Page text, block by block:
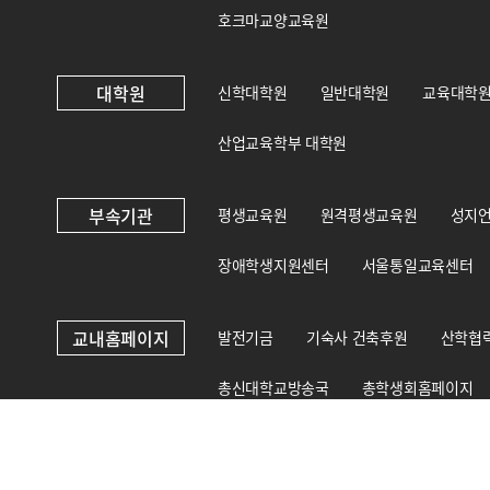
호크마교양교육원
대학원 신학대학원 일반대학원 교육대학원
산업교육학부 대학원
부속기관 평생교육원 원격평생교육원 성지
장애학생지원센터 서울통일교육센터
교내홈페이지 발전기금 기숙사 건축후원 산학협
총신대학교방송국 총학생회홈페이지